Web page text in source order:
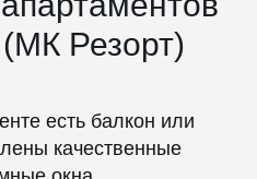
Резорт)
есть балкон или
качественные